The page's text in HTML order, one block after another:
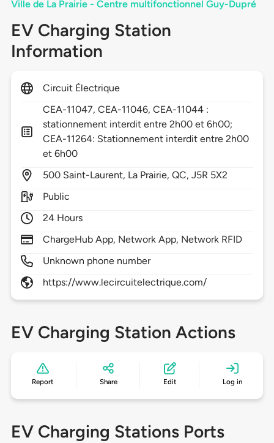
Ville de La Prairie - Centre multifonctionnel Guy-Dupré
EV Charging Station
Information
Circuit Électrique
CEA-11047, CEA-11046, CEA-11044 :
stationnement interdit entre 2h00 et 6h00;
CEA-11264: Stationnement interdit entre 2h00
et 6h00
500 Saint-Laurent, La Prairie,QC,J5R 5X2
Public
24 Hours
ChargeHub App, Network App, Network RFID
Unknown phone number
https://www.lecircuitelectrique.com/
EV Charging Station Actions
Report Share Edit Log in
EV Charging Stations Ports